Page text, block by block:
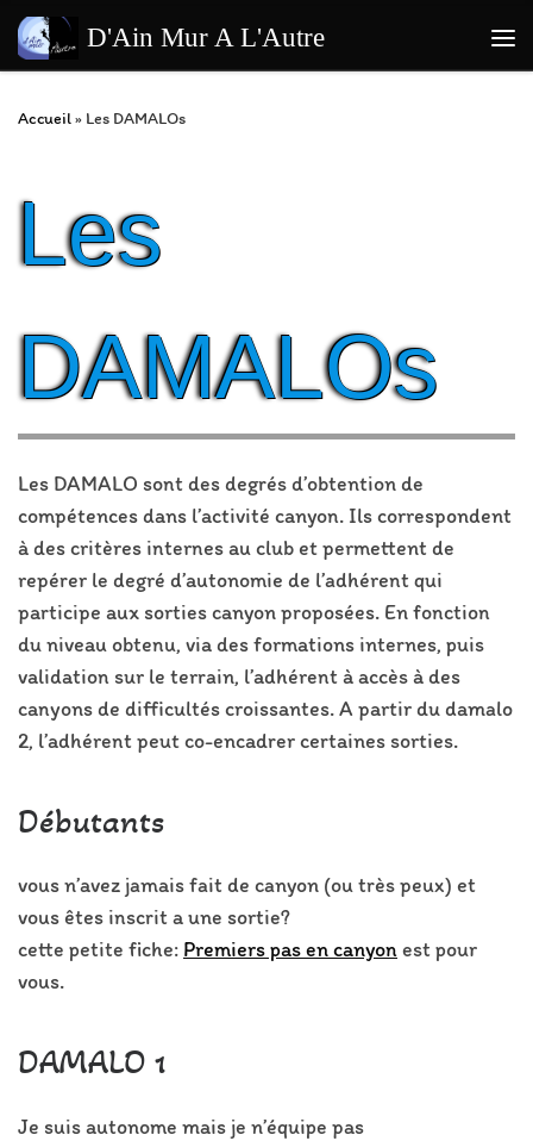
Passer au contenu
D'Ain Mur A L'Autre
Accueil» Les DAMALOs
Les
DAMALOs
Les DAMALO sont des degrés d’obtention de
compétences dans l’activité canyon. Ils correspondent
à des critères internes au club et permettent de
repérer le degré d’autonomie de l’adhérent qui
participe aux sorties canyon proposées. En fonction
du niveau obtenu, via des formations internes, puis
validation sur le terrain, l’adhérent à accès à des
canyons de difficultés croissantes. A partir du damalo
2, l’adhérent peut co-encadrer certaines sorties.
Débutants
vous n’avez jamais fait de canyon (ou très peux) et
vous êtes inscrit a une sortie?
cette petite fiche: Premiers pas en canyonest pour
vous.
DAMALO 1
Je suis autonome mais je n’équipe pas